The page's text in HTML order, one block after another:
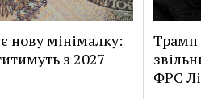
нову мінімалку:
з 2027
Трамп
ФРС